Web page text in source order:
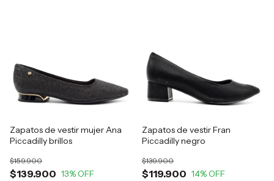
Zapatos de vestir mujer Ana
Piccadilly brillos
$139.900
$159.900
13% OFF
Zapatos de vestir Fran
Piccadilly negro
$119.900
$139.900
14% OFF